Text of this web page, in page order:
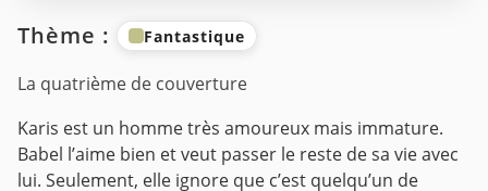
Thème : Fantastique
La quatrième de couverture
Karis est un homme très amoureux mais immature.
Babel l’aime bien et veut passer le reste de sa vie avec
lui. Seulement, elle ignore que c’est quelqu’un de